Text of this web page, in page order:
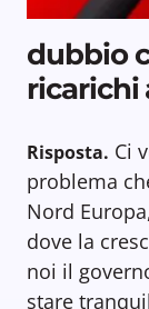
dubbio
ricarichi
Risposta. Ci
problema
Nord
dove la
noi il
stare